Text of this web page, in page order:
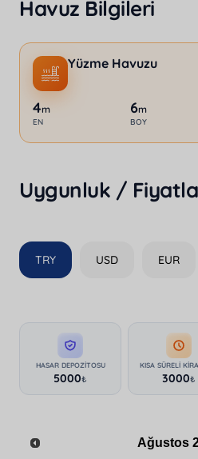
Havuz Bilgileri
Yüzme Havuzu
4m
EN
6m
BOY
Uygunluk /
TRY USD EUR
HASAR DEPOZITOSU
5000₺
KISA SÜRELI
3000₺
Ağustos